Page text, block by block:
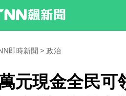
即時新聞 政治
元現金全民